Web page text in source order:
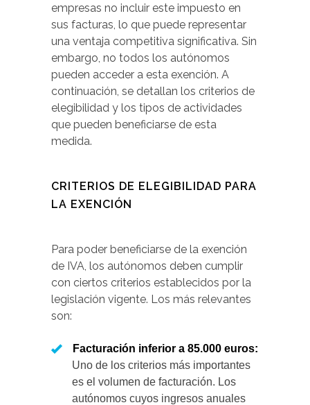
empresas no incluir este impuesto en
sus facturas, lo que puede representar
una ventaja competitiva significativa. Sin
embargo, no todos los autónomos
pueden acceder a esta exención. A
continuación, se detallan los criterios de
elegibilidad y los tipos de actividades
que pueden beneficiarse de esta
medida.
CRITERIOS DE ELEGIBILIDAD PARA
LA EXENCIÓN
Para poder beneficiarse de la exención
de IVA, los autónomos deben cumplir
con ciertos criterios establecidos por la
legislación vigente. Los más relevantes
son:
Facturación inferior a 85.000 euros:
Uno de los criterios más importantes
es el volumen de facturación. Los
autónomos cuyos ingresos anuales